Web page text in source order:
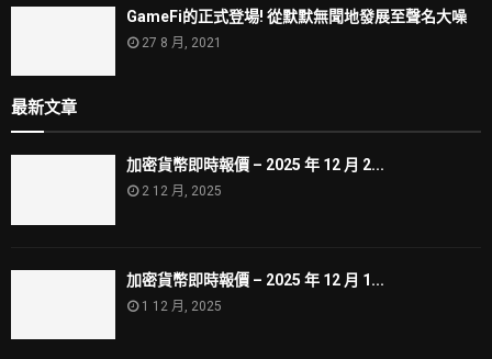
GameFi的正式登場! 從默默無聞地發展至聲名大噪
27 8 月, 2021
最新文章
加密貨幣即時報價 – 2025 年 12 月 2...
2 12 月, 2025
加密貨幣即時報價 – 2025 年 12 月 1...
1 12 月, 2025